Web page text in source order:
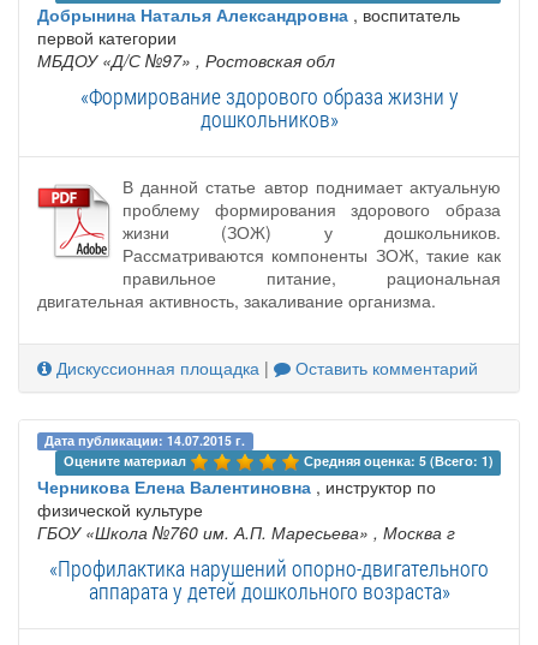
Добрынина Наталья Александровна , воспитатель
первой категории
МБДОУ «Д/С №97» , Ростовская обл
«Формирование здорового образа жизни у
дошкольников»
В данной статье автор поднимает актуальную
проблему формирования здорового образа
жизни (ЗОЖ) у дошкольников.
Рассматриваются компоненты ЗОЖ, такие как
правильное питание, рациональная
двигательная активность, закаливание организма.
Дискуссионная площадка | Оставить комментарий
Дата публикации: 14.07.2015 г.
Оцените материал
Средняя оценка: 5 (Всего: 1)
Черникова Елена Валентиновна , инструктор по
физической культуре
ГБОУ «Школа №760 им. А.П. Маресьева» , Москва г
«Профилактика нарушений опорно-двигательного
аппарата у детей дошкольного возраста»